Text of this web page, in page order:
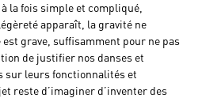
à la fois simple et compliqué,
apparaît, la gravité ne
est grave, suffisamment pour ne pas
de justifier nos danses et
sur leurs fonctionnalités et
reste d’imaginer d’inventer des